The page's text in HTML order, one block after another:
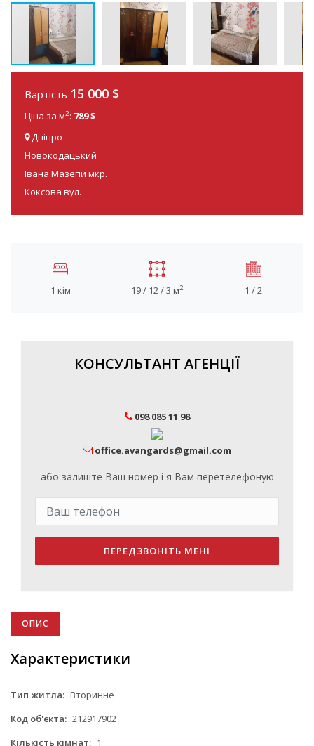
Вартість 15 000 $
Ціна за м2: 789 $
Дніпро
Новокодацький
Івана Мазепи мкр.
Коксова вул.
1 кім 19 / 12 / 3 м2 1 / 2
КОНСУЛЬТАНТ АГЕНЦІЇ
098 085 11 98
office.avangards@gmail.com
або залиште Ваш номер і я Вам перетелефоную
ПЕРЕДЗВОНІТЬ МЕНІ
ОПИС
Характеристики
Тип житла: Вторинне
Код об'єкта: 212917902
Кількість кімнат: 1